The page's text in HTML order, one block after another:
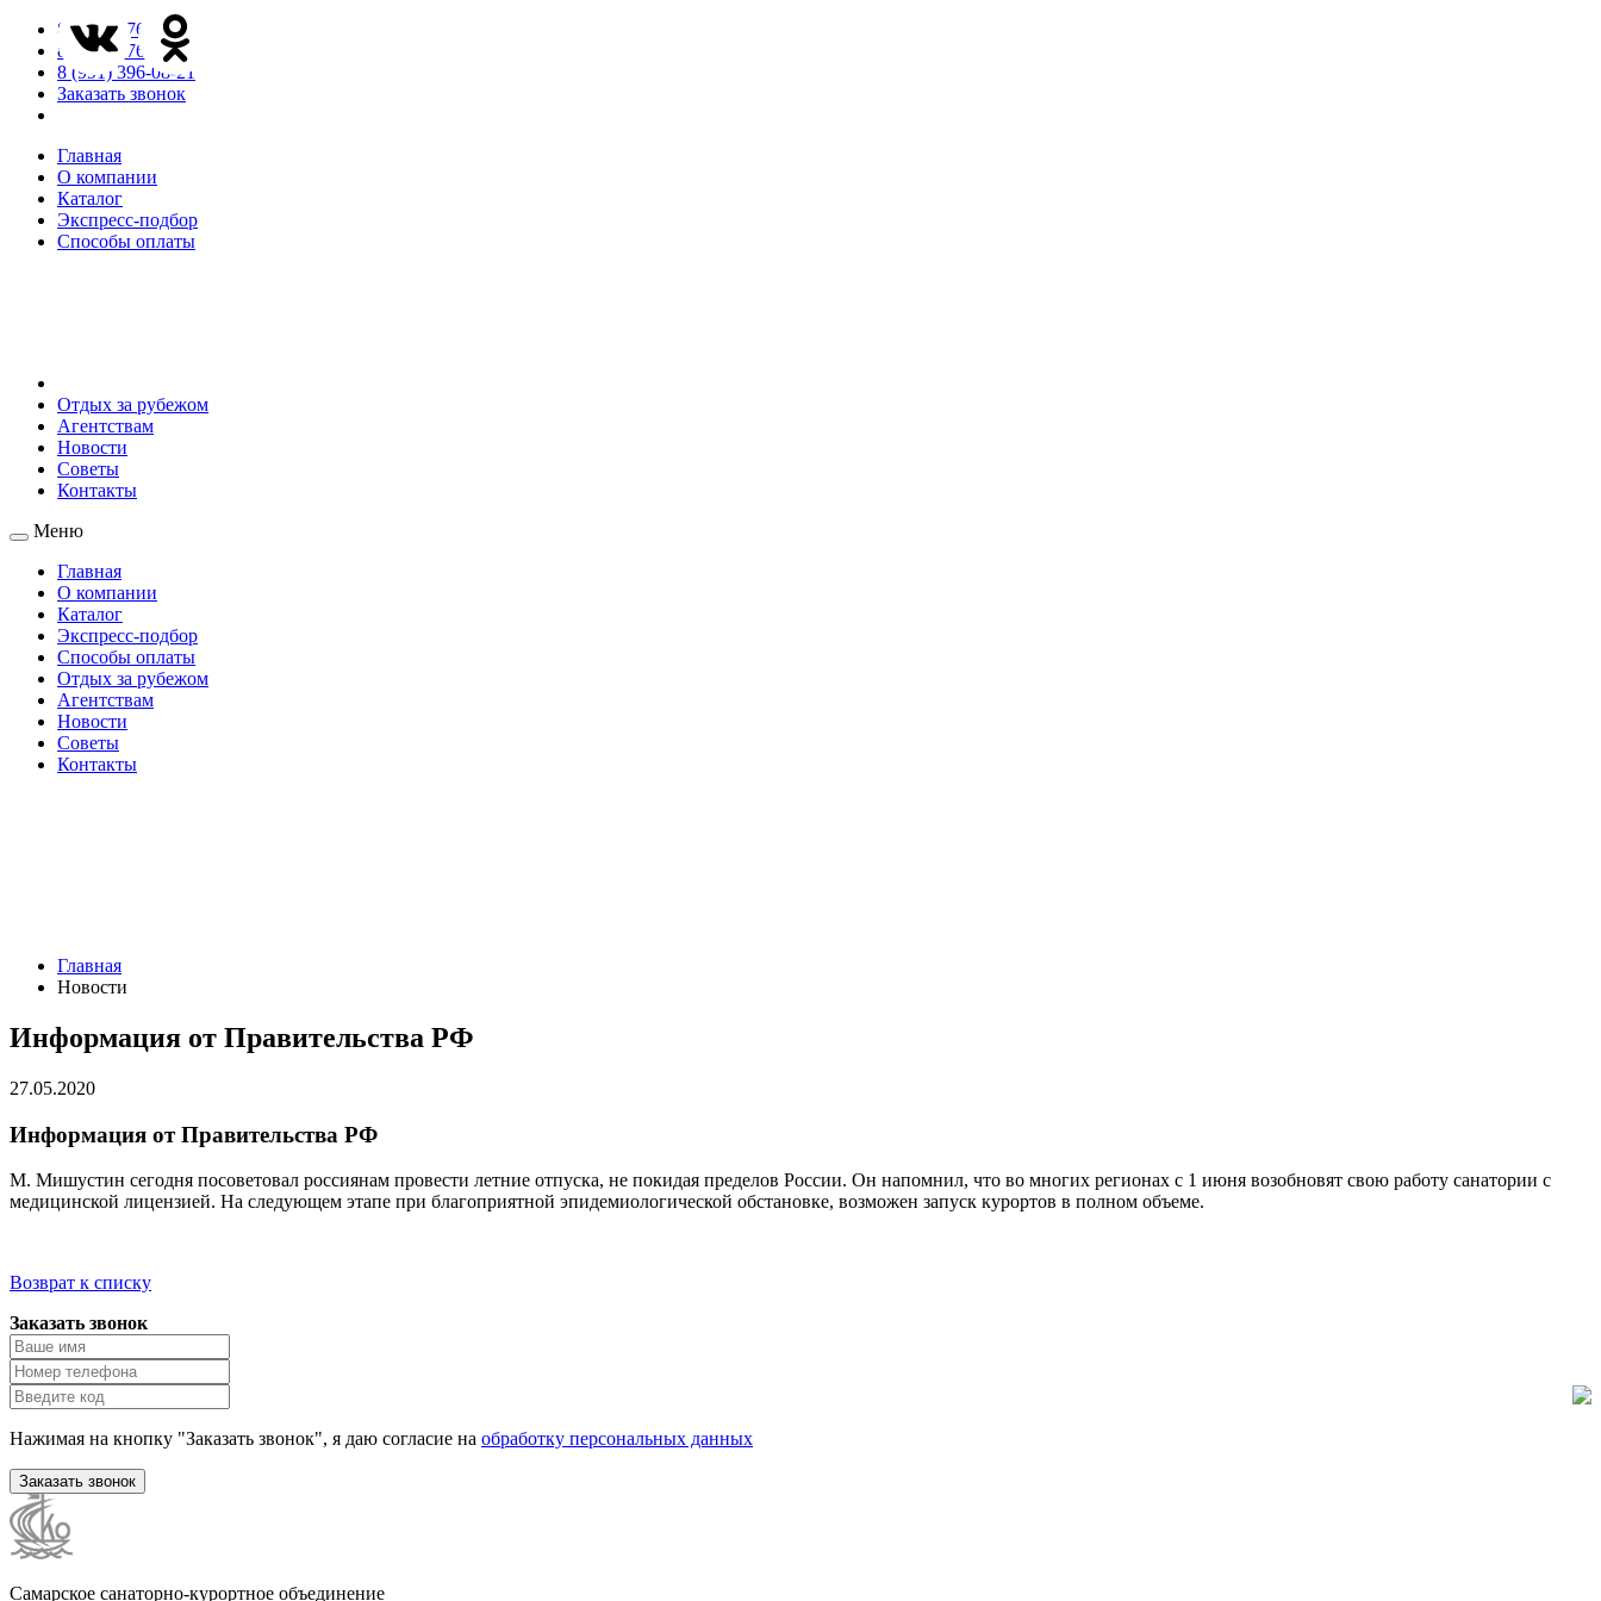
8 (846) 276-85-65
8 (846) 276-85-66
8 (991) 396-08-21
Заказать звонок
Главная
О компании
Каталог
Экспресс-подбор
Способы оплаты
Отдых за рубежом
Агентствам
Новости
Советы
Контакты
Меню
Главная
О компании
Каталог
Экспресс-подбор
Способы оплаты
Отдых за рубежом
Агентствам
Новости
Советы
Контакты
Главная
Новости
Информация от Правительства РФ
27.05.2020
Информация от Правительства РФ
М. Мишустин сегодня посоветовал россиянам провести летние отпуска, не покидая пределов России. Он напомнил, что во многих регионах с 1 июня возобновят свою работу санатории с
медицинской лицензией. На следующем этапе при благоприятной эпидемиологической обстановке, возможен запуск курортов в полном объеме.
Возврат к списку
Заказать звонок
Нажимая на кнопку "Заказать звонок", я даю согласие на обработку персональных данных
Заказать звонок
Самарское санаторно-курортное объединение